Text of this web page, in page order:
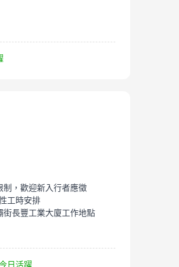
制，歡迎新入行者應徵
工時安排
街長豐工業大廈工作地點
日活躍